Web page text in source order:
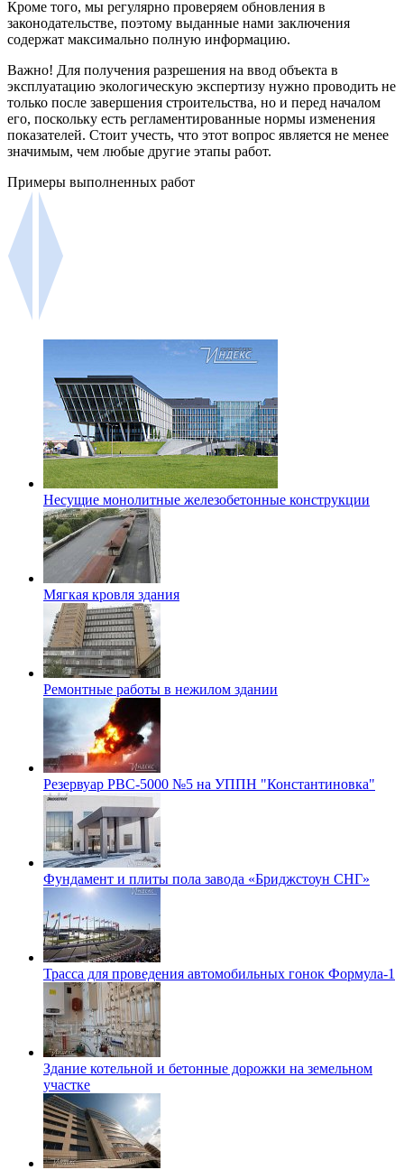
Кроме того, мы регулярно проверяем обновления в
законодательстве, поэтому выданные нами заключения
содержат максимально полную информацию.
Важно! Для получения разрешения на ввод объекта в
эксплуатацию экологическую экспертизу нужно проводить не
только после завершения строительства, но и перед началом
его, поскольку есть регламентированные нормы изменения
показателей. Стоит учесть, что этот вопрос является не менее
значимым, чем любые другие этапы работ.
Примеры выполненных работ
Несущие монолитные железобетонные конструкции
Мягкая кровля здания
Ремонтные работы в нежилом здании
Резервуар РВС-5000 №5 на УППН "Константиновка"
Фундамент и плиты пола завода «Бриджстоун СНГ»
Трасса для проведения автомобильных гонок Формула-1
Здание котельной и бетонные дорожки на земельном
участке